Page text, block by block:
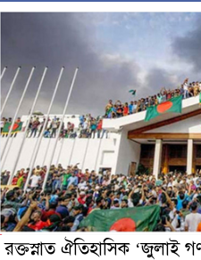
রক্তস্নাত ঐতিহাসিক ‌‘জুলাই